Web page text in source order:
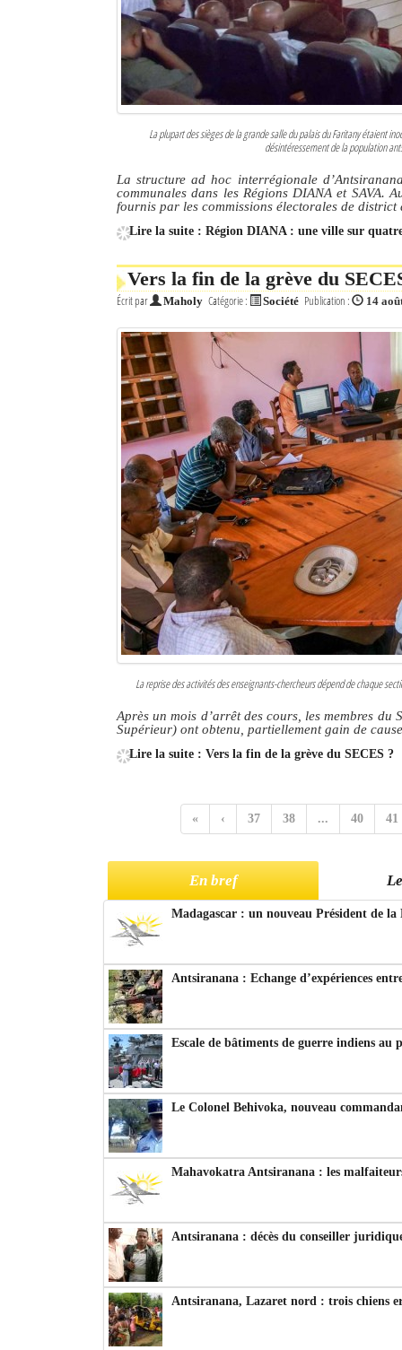
La plupart des sièges de la grande salle du palais du Faritany étaient
désintéressement de la population
La structure ad hoc interrégionale
communales dans les Régions DIANA et SAVA.
fournis par les commissions électorales de
Lire la suite : Région DIANA : une ville sur
Vers la fin de la grève du
Écrit par Maholy Catégorie : Société Publication : 14
La reprise des activités des enseignants-chercheurs dépend de chaque
Après un mois d’arrêt des cours, les membres du
Supérieur) ont obtenu, partiellement gain de cause
Lire la suite : Vers la fin de la grève du SECES ?
« ‹ 37 38 ... 40 41
En bref
Madagascar : un nouveau Président de
Antsiranana : Echange d’expériences
Escale de bâtiments de guerre indiens au
Le Colonel Behivoka, nouveau
Mahavokatra Antsiranana : les
Antsiranana : décès du conseiller
Antsiranana, Lazaret nord : trois chiens